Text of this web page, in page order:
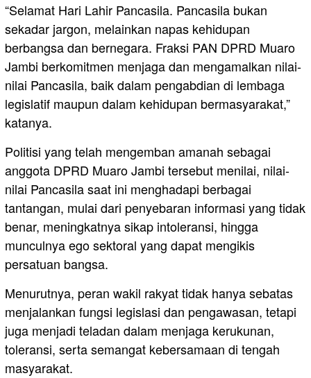
“Selamat Hari Lahir Pancasila. Pancasila bukan
sekadar jargon, melainkan napas kehidupan
berbangsa dan bernegara. Fraksi PAN DPRD Muaro
Jambi berkomitmen menjaga dan mengamalkan nilai-
nilai Pancasila, baik dalam pengabdian di lembaga
legislatif maupun dalam kehidupan bermasyarakat,”
katanya.
Politisi yang telah mengemban amanah sebagai
anggota DPRD Muaro Jambi tersebut menilai, nilai-
nilai Pancasila saat ini menghadapi berbagai
tantangan, mulai dari penyebaran informasi yang tidak
benar, meningkatnya sikap intoleransi, hingga
munculnya ego sektoral yang dapat mengikis
persatuan bangsa.
Menurutnya, peran wakil rakyat tidak hanya sebatas
menjalankan fungsi legislasi dan pengawasan, tetapi
juga menjadi teladan dalam menjaga kerukunan,
toleransi, serta semangat kebersamaan di tengah
masyarakat.